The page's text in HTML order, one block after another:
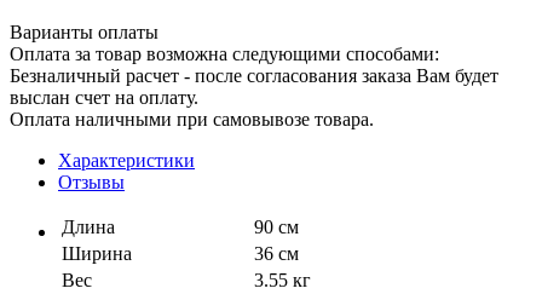
Варианты оплаты
Оплата за товар возможна следующими способами:
Безналичный расчет - после согласования заказа Вам будет
выслан счет на оплату.
Оплата наличными при самовывозе товара.
Характеристики
Отзывы
Длина
90 см
Ширина
36 см
Вес
3.55 кг